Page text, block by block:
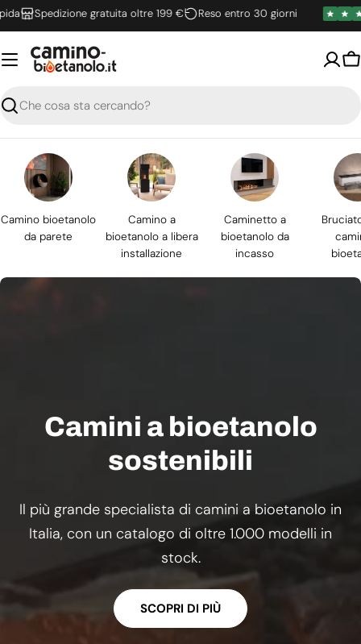
Vai
al
contenuto
Spedizione gratuita oltre 199 € Reso entro 30 giorni
Ricerca
Camino bioetanolo
da parete
Camino a
bioetanolo a libera
installazione
Caminetto a
bioetanolo da
incasso
Camini a bioetanolo
sostenibili
Il più grande specialista di camini a bioetanolo in
Italia, con un catalogo di oltre 1.000 modelli in
stock.
SCOPRI DI PIÙ